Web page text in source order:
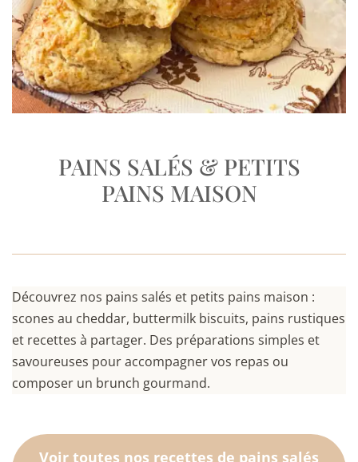
PAINS SALÉS & PETITS
PAINS MAISON
Découvrez nos pains salés et petits pains maison :
scones au cheddar, buttermilk biscuits, pains rustiques
et recettes à partager. Des préparations simples et
savoureuses pour accompagner vos repas ou
composer un brunch gourmand.
Voir toutes nos recettes de pains salés